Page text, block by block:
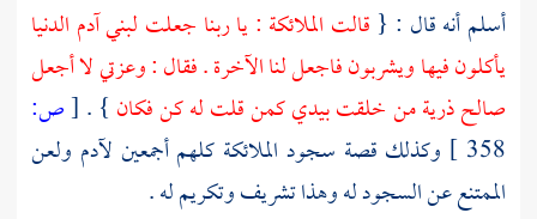
أسلمأنه قال : { قالت الملائكة : يا ربنا جعلت لبني آدم الدنيا
يأكلون فيها ويشربون فاجعل لنا الآخرة . فقال : وعزتي لا أجعل
صالح ذرية من خلقت بيدي كمن قلت له كن فكان } .
[ص:
358 ] وكذلك قصة سجود الملائكة كلهم أجمعين لآدم ولعن
الممتنع عن السجود له وهذا تشريف وتكريم له .